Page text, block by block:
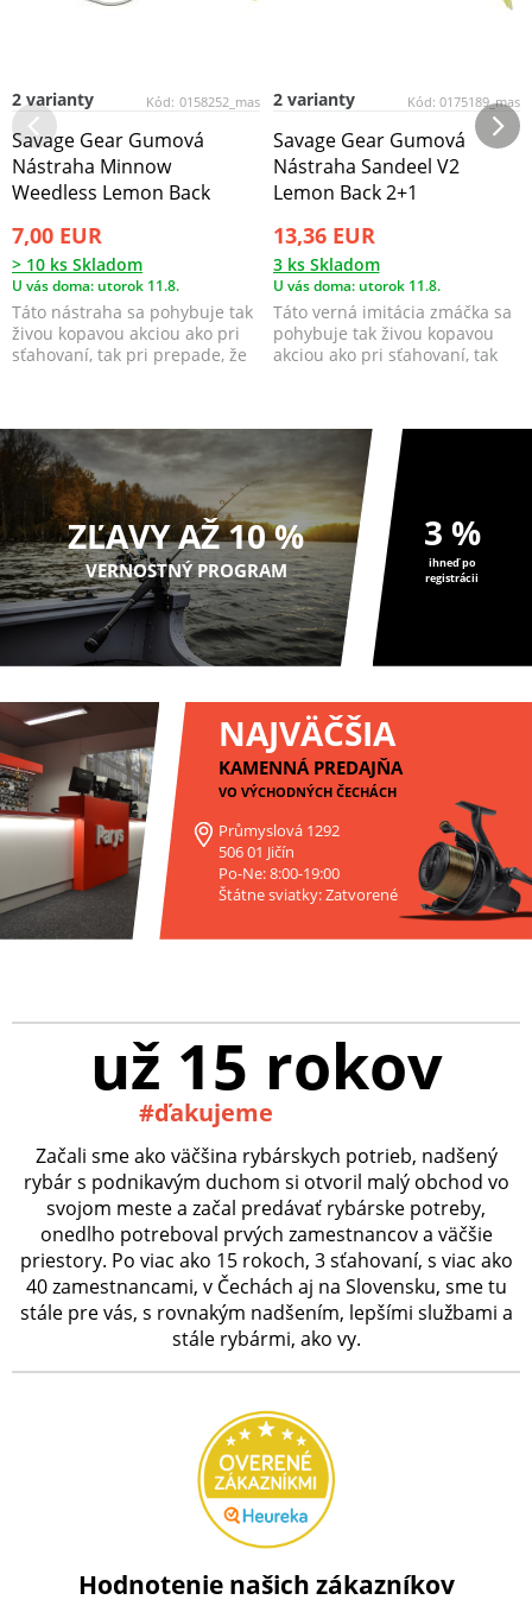
Kód: 0158252_mas
2 varianty
Savage Gear Gumová
Nástraha Minnow
Weedless Lemon Back
7,00 EUR
> 10 ks Skladom
U vás doma: utorok 11.8.
Táto nástraha sa pohybuje tak
živou kopavou akciou ako pri
sťahovaní, tak pri prepade, že
Kód: 0175189_mas
2 varianty
Savage Gear Gumová
Nástraha Sandeel V2
Lemon Back 2+1
13,36 EUR
3 ks Skladom
U vás doma: utorok 11.8.
Táto verná imitácia zmáčka sa
pohybuje tak živou kopavou
akciou ako pri sťahovaní, tak
ZĽAVY AŽ 10 %
VERNOSTNÝ PROGRAM
3 %
ihneď po
registrácii
NAJVÄČŠIA
KAMENNÁ PREDAJŇA
VO VÝCHODNÝCH ČECHÁCH
Průmyslová 1292
506 01 Jičín
Po-Ne: 8:00-19:00
Štátne sviatky: Zatvorené
už 15 rokov
#ďakujeme
Začali sme ako väčšina rybárskych potrieb, nadšený
rybár s podnikavým duchom si otvoril malý obchod vo
svojom meste a začal predávať rybárske potreby,
onedlho potreboval prvých zamestnancov a väčšie
priestory. Po viac ako 15 rokoch, 3 sťahovaní, s viac ako
40 zamestnancami, v Čechách aj na Slovensku, sme tu
stále pre vás, s rovnakým nadšením, lepšími službami a
stále rybármi, ako vy.
Hodnotenie našich zákazníkov